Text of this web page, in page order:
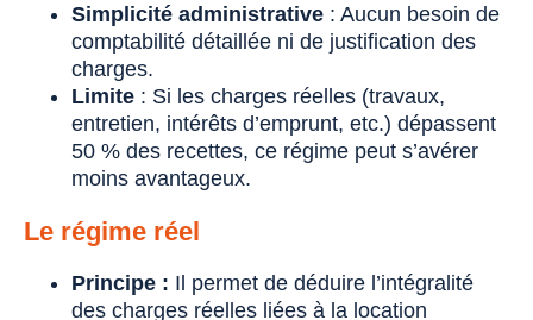
Simplicité administrative : Aucun besoin de
comptabilité détaillée ni de justification des
charges.
Limite : Si les charges réelles (travaux,
entretien, intérêts d’emprunt, etc.) dépassent
50 % des recettes, ce régime peut s’avérer
moins avantageux.
Le régime réel
Principe : Il permet de déduire l’intégralité
des charges réelles liées à la location